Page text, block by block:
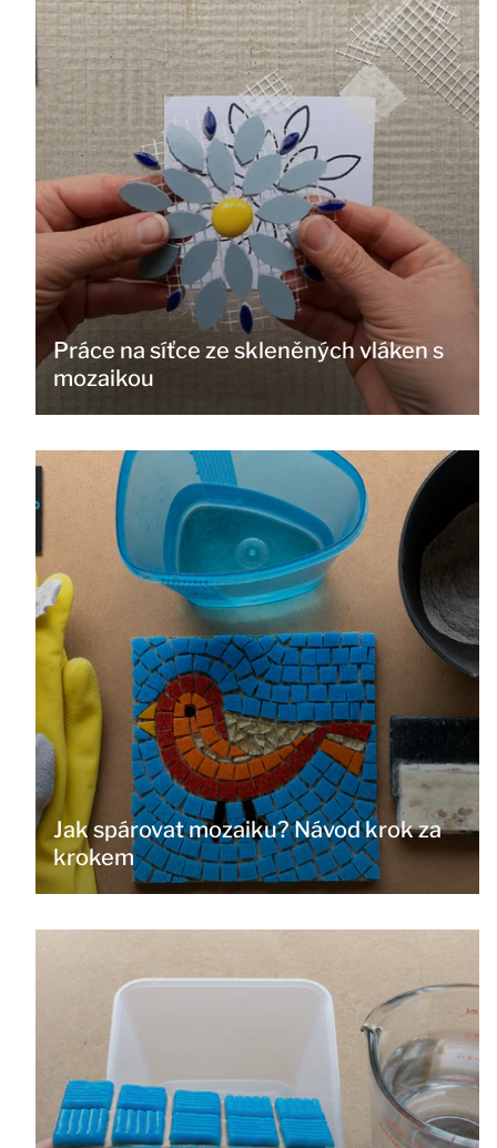
Práce na síťce ze skleněných vláken s
mozaikou
Jak spárovat mozaiku? Návod krok za
krokem